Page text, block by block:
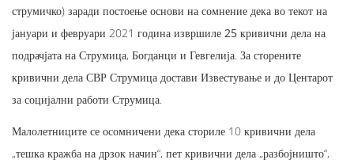
струмичко) заради постоење основи на сомнение дека во текот на
јануари и февруари 2021 година извршиле 25 кривични дела на
подрачјата на Струмица, Богданци и Гевгелија. За сторените
кривични дела СВР Струмица достави Известување и до Центарот
за социјални работи Струмица.
Малолетниците се осомничени дека сториле 10 кривични дела
„тешка кражба на дрзок начин“, пет кривични дела „разбојништо“,